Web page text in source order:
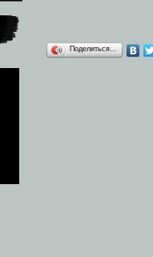
Поделиться…